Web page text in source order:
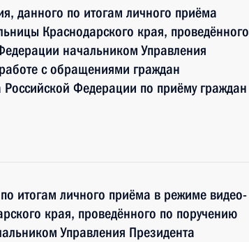
данного по итогам личного приёма
Краснодарского края, проведённого
начальником Управления
с обращениями граждан
Федерации по приёму граждан
итогам личного приёма в режиме видео-
края, проведённого по поручению
Управления Президента